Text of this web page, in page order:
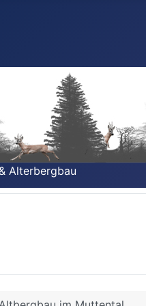
Alterbergbau